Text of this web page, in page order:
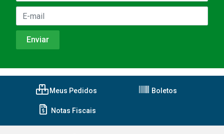
Meus Pedidos Boletos
Notas Fiscais